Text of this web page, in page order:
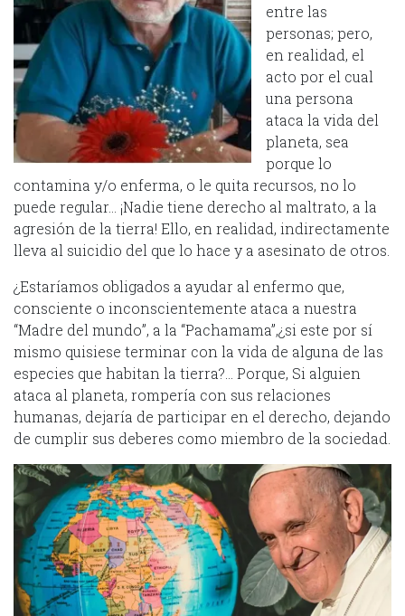
entre las
personas; pero,
en realidad, el
acto por el cual
una persona
ataca la vida del
planeta, sea
porque lo
contamina y/o enferma, o le quita recursos, no lo
puede regular… ¡Nadie tiene derecho al maltrato, a la
agresión de la tierra! Ello, en realidad, indirectamente
lleva al suicidio del que lo hace y a asesinato de otros.
¿Estaríamos obligados a ayudar al enfermo que,
consciente o inconscientemente ataca a nuestra
“Madre del mundo”, a la “Pachamama”,¿si este por sí
mismo quisiese terminar con la vida de alguna de las
especies que habitan la tierra?… Porque, Si alguien
ataca al planeta, rompería con sus relaciones
humanas, dejaría de participar en el derecho, dejando
de cumplir sus deberes como miembro de la sociedad.